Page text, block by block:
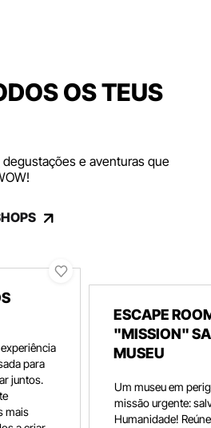
OS TEUS
e aventuras que
para
juntos.
mais
ESCAPE
"MISSION"
MUSEU
Um museu em
missão urgente:
Humanidade!